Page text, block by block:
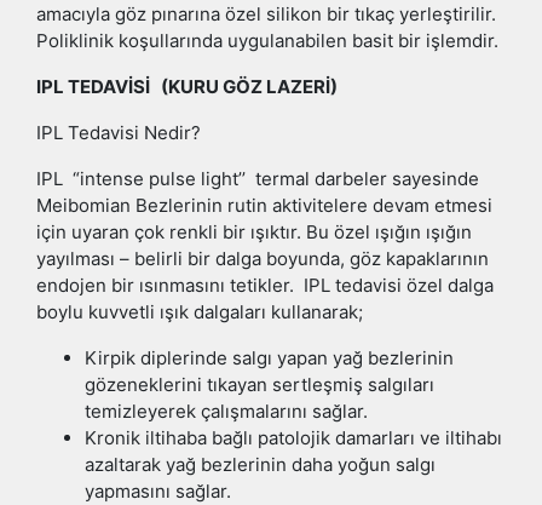
amacıyla göz pınarına özel silikon bir tıkaç yerleştirilir.
Poliklinik koşullarında uygulanabilen basit bir işlemdir.
IPL TEDAVİSİ (KURU GÖZ LAZERİ)
IPL Tedavisi Nedir?
IPL “intense pulse light’’ termal darbeler sayesinde
Meibomian Bezlerinin rutin aktivitelere devam etmesi
için uyaran çok renkli bir ışıktır. Bu özel ışığın ışığın
yayılması – belirli bir dalga boyunda, göz kapaklarının
endojen bir ısınmasını tetikler. IPL tedavisi özel dalga
boylu kuvvetli ışık dalgaları kullanarak;
Kirpik diplerinde salgı yapan yağ bezlerinin
gözeneklerini tıkayan sertleşmiş salgıları
temizleyerek çalışmalarını sağlar.
Kronik iltihaba bağlı patolojik damarları ve iltihabı
azaltarak yağ bezlerinin daha yoğun salgı
yapmasını sağlar.